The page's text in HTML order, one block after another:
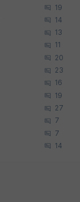
19
14
13
11
20
23
16
19
27
7
7
14